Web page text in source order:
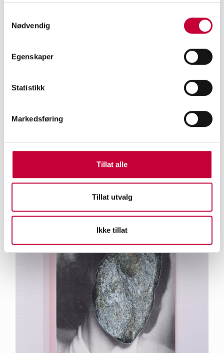
Nødvendig
Egenskaper
Statistikk
Markedsføring
Tillat alle
Tillat utvalg
Ikke tillat
VIDEOFORELESNING
VIDEOFORELESNING